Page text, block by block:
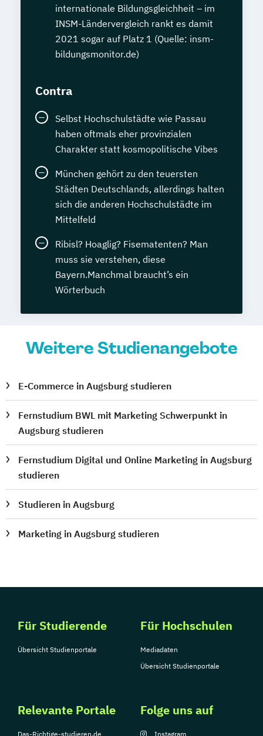
internationale Bildungsgleichheit – im
INSM-Ländervergleich rankt es damit
2021 sogar auf Platz 1 (Quelle: insm-
bildungsmonitor.de)
Contra
Selbst Hochschulstädte wie Passau
haben oftmals eher provinzialen
Charakter statt kosmopolitische Vibes
München gehört zu den teuersten
Städten Deutschlands, allerdings halten
sich die anderen Hochschulstädte im
Mittelfeld
Ribisl? Hoaglig? Fisematenten? Man
muss sie verstehen, diese
Bayern.Manchmal braucht’s ein
Wörterbuch
Weitere Studienangebote
E-Commerce in Augsburg studieren
Fernstudium BWL mit Marketing Schwerpunkt in
Augsburg studieren
Fernstudium Digital und Online Marketing in Augsburg
studieren
Studieren in Augsburg
Marketing in Augsburg studieren
Für Studierende
Übersicht Studienportale
Für Hochschulen
Mediadaten
Übersicht Studienportale
Relevante Portale
Das-Richtige-studieren.de
Folge uns auf
Instagram